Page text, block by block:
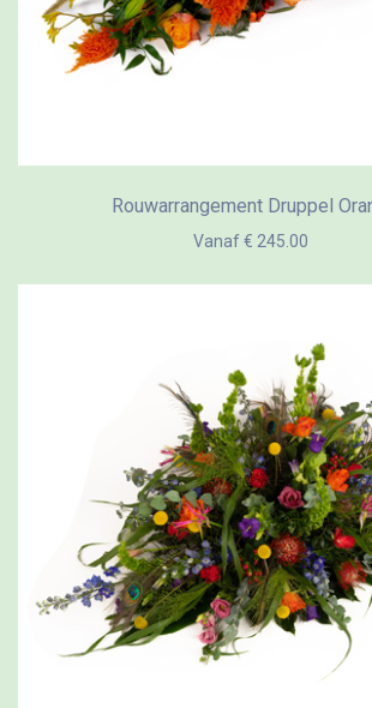
Rouwarrangement Druppel
Vanaf € 245.00